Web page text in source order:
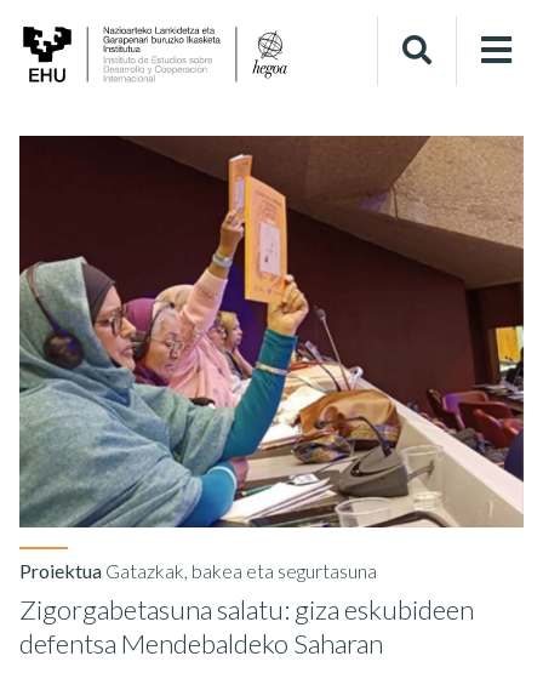
Proiektua Gatazkak, bakea eta segurtasuna
Zigorgabetasuna salatu: giza eskubideen
defentsa Mendebaldeko Saharan